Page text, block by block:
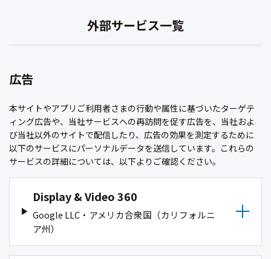
外部サービス一覧
広告
本サイトやアプリご利用者さまの行動や属性に基づいたターゲテ
ィング広告や、当社サービスへの再訪問を促す広告を、当社およ
び当社以外のサイトで配信したり、広告の効果を測定するために
以下のサービスにパーソナルデータを送信しています。これらの
サービスの詳細については、以下よりご確認ください。
Display & Video 360
Google LLC・アメリカ合衆国（カリフォルニ
ア州）